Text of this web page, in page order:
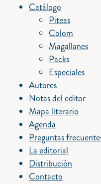
Catálogo
Piteas
Colom
Magallanes
Packs
Especiales
Autores
Notas del editor
Mapa literario
Agenda
Preguntas
La editorial
Distribución
Contacto